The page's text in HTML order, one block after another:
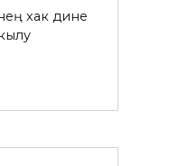
хак дине